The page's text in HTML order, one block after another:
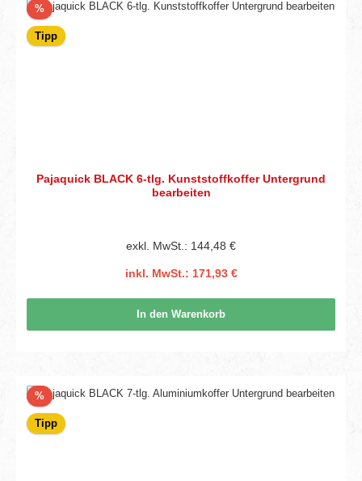
%Rabatt
Tipp
Pajaquick BLACK 6-tlg. Kunststoffkoffer Untergrund
bearbeiten
exkl. MwSt.: 144,48 €
inkl. MwSt.: 171,93 €
In den Warenkorb
%Rabatt
Tipp